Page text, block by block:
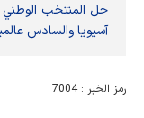
حل المنتخب الوطني
آسيويا والسادس
رمز الخبر : 7004